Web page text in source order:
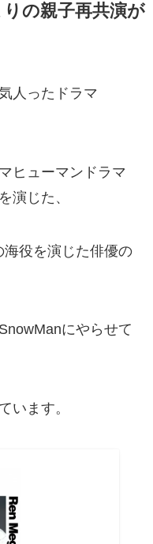
りの親子再共演が
人ったドラマ
ヒューマンドラマ
演じた、
役を演じた俳優の
にやらせて
います。